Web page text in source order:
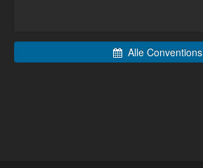
Alle Conventions